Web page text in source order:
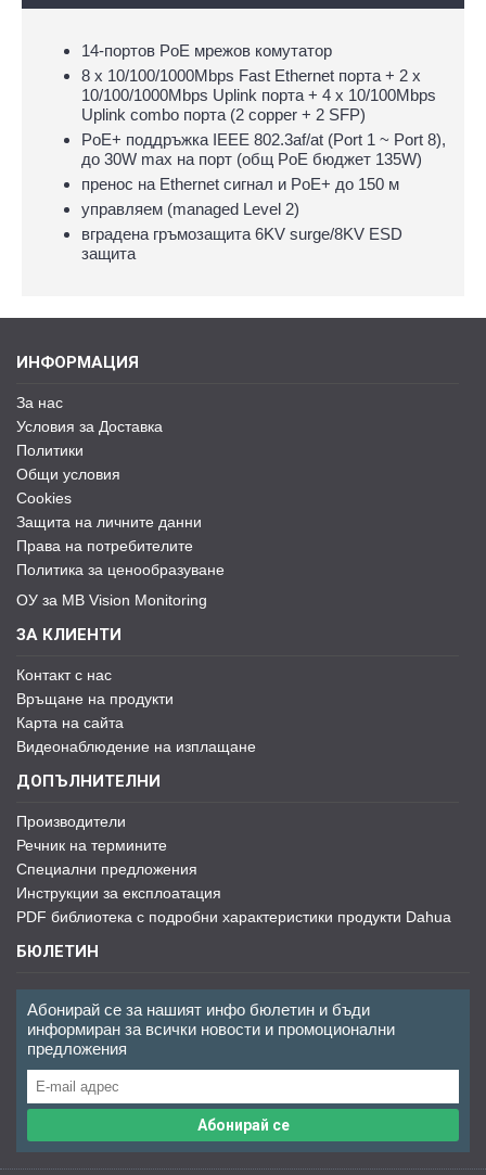
14-портов PoE мрежов комутатор
8 х 10/100/1000Mbps Fast Ethernet порта + 2 x
10/100/1000Mbps Uplink порта + 4 x 10/100Mbps
Uplink combo порта (2 copper + 2 SFP)
PoE+ поддръжка IEEE 802.3af/at (Port 1 ~ Port 8),
до 30W max на порт (общ PoE бюджет 135W)
пренос на Ethernet сигнал и PoE+ до 150 м
управляем (managed Level 2)
вградена гръмозащита 6KV surge/8KV ESD
защита
ИНФОРМАЦИЯ
За нас
Условия за Доставка
Политики
Общи условия
Cookies
Защита на личните данни
Права на потребителите
Политика за ценообразуване
ОУ за MB Vision Monitoring
ЗА КЛИЕНТИ
Контакт с нас
Връщане на продукти
Карта на сайта
Видеонаблюдение на изплащане
ДОПЪЛНИТЕЛНИ
Производители
Речник на термините
Специални предложения
Инструкции за експлоатация
PDF библиотека с подробни характеристики продукти Dahua
БЮЛЕТИН
Абонирай се за нашият инфо бюлетин и бъди
информиран за всички новости и промоционални
предложения
Абонирай се